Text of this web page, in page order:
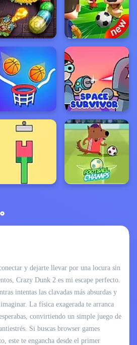
y dejarte llevar por una locura sin
Crazy Dunk 2 es mi escape perfecto.
intentas las clavadas más absurdas y
imaginar. La física exagerada te arranca
convirtiendo un simple juego de
Si buscas browser games
este te engancha desde el primer